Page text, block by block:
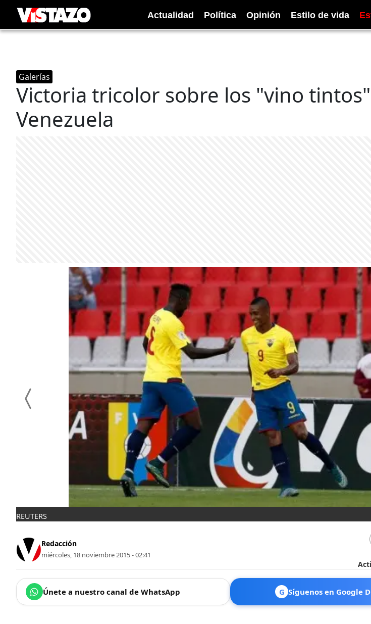
Actualidad Política Opinión Estilo de vida
Galerías
Victoria tricolor sobre los "vino
Venezuela
REUTERS
Redacción
miércoles, 18 noviembre 2015 - 02:41
Únete a nuestro canal de WhatsApp G Síguenos en Google